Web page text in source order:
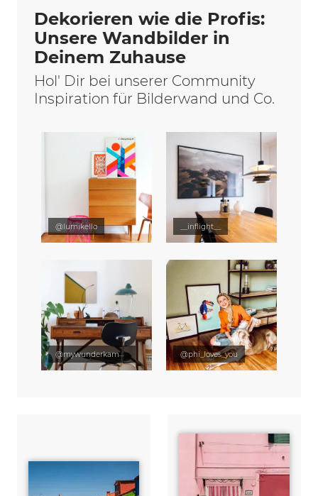
Dekorieren wie die Profis:
Unsere Wandbilder in
Deinem Zuhause
Hol' Dir bei unserer Community
Inspiration für Bilderwand und Co.
@lumikello __inflight__
@mywunderkammer @phi_loves_you